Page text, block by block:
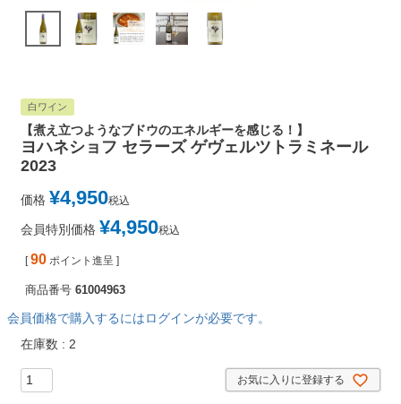
白ワイン
【煮え立つようなブドウのエネルギーを感じる！】
ヨハネショフ セラーズ ゲヴェルツトラミネール
2023
価格 ¥4,950税込
会員特別価格 ¥4,950税込
[ 90 ポイント進呈 ]
商品番号 61004963
会員価格で購入するにはログインが必要です。
在庫数
2
お気に入りに登録する